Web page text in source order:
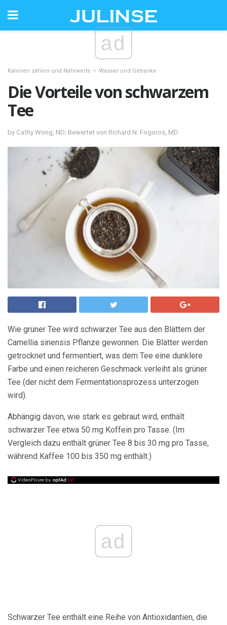
ad
Kalorien zählen und Nährwerte Wasser und Getränke
Die Vorteile von schwarzem
Tee
by Cathy Wong, ND; Bewertet von Richard N. Fogoros, MD
Wie grüner Tee wird schwarzer Tee aus den Blättern der
Camellia sinensis Pflanze gewonnen. Die Blätter werden
getrocknet und fermentiert, was dem Tee eine dunklere
Farbe und einen reicheren Geschmack verleiht als grüner
Tee (der nicht dem Fermentationsprozess unterzogen
wird).
Abhängig davon, wie stark es gebraut wird, enthält
schwarzer Tee etwa 50 mg Koffein pro Tasse. (Im
Vergleich dazu enthält grüner Tee 8 bis 30 mg pro Tasse,
während Kaffee 100 bis 350 mg enthält.)
ad
Schwarzer Tee enthält eine Reihe von Antioxidantien, die